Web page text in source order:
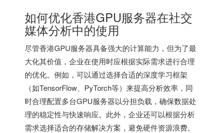
如何优化香港GPU服务器在社交
媒体分析中的使用
尽管香港GPU服务器具备强大的计算能力，但为了最
大化其价值，企业在使用时应根据实际需求进行合理
的优化。例如，可以通过选择合适的深度学习框架
（如TensorFlow、PyTorch等）来提高分析效率，同
时合理配置多台GPU服务器以分担负载，确保数据处
理的稳定性与快速响应。此外，企业还可以根据分析
需求选择适合的存储解决方案，避免硬件资源浪费。